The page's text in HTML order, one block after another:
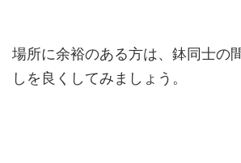
場所に余裕のある方は、鉢同士の
しを良くしてみましょう。